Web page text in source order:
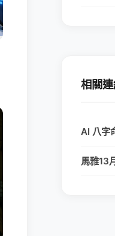
相關
AI 八字
馬雅13